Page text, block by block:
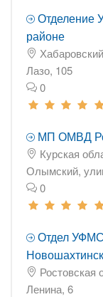
Отделение
районе
Лазо, 105
0
МП ОМВД
Курская
Олымский,
0
Отдел
Ростовская
Ленина, 6